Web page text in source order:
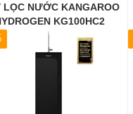
LỌC NƯỚC KANGAROO
KG100HC2